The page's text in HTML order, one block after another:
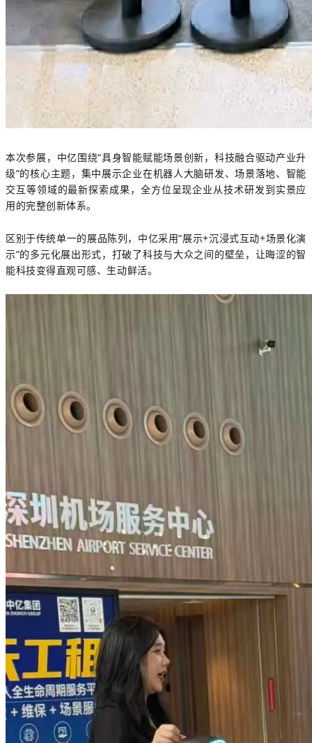
本次参展，中亿围绕“具身智能赋能场景创新，科技融合驱动产业升
级”的核心主题，集中展示企业在机器人大脑研发、场景落地、智能
交互等领域的最新探索成果，全方位呈现企业从技术研发到实景应
用的完整创新体系。
区别于传统单一的展品陈列，中亿采用“展示+沉浸式互动+场景化演
示”的多元化展出形式，打破了科技与大众之间的壁垒，让晦涩的智
能科技变得直观可感、生动鲜活。